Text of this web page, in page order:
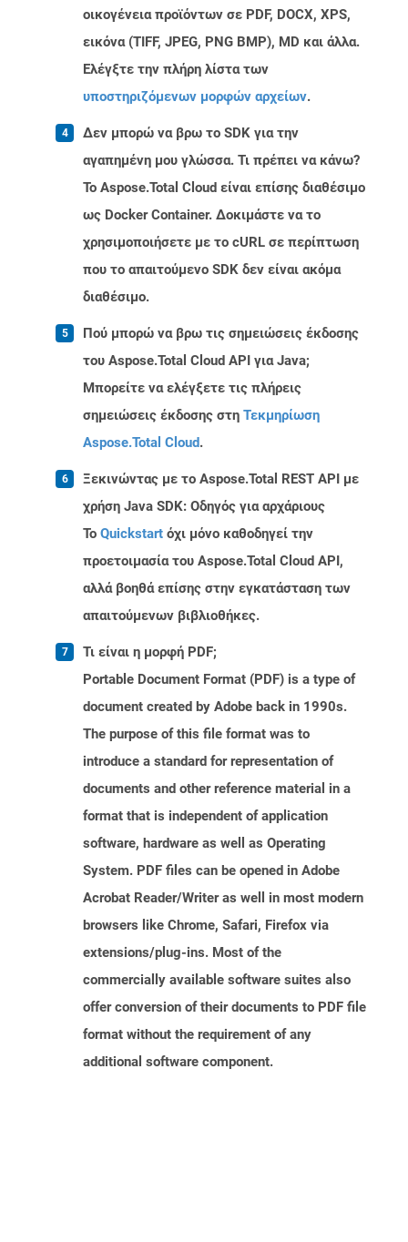
οικογένεια προϊόντων σε PDF, DOCX, XPS,
εικόνα (TIFF, JPEG, PNG BMP), MD και άλλα.
Ελέγξτε την πλήρη λίστα των
υποστηριζόμενων μορφών αρχείων.
Δεν μπορώ να βρω το SDK για την
αγαπημένη μου γλώσσα. Τι πρέπει να κάνω?
Το Aspose.Total Cloud είναι επίσης διαθέσιμο
ως Docker Container. Δοκιμάστε να το
χρησιμοποιήσετε με το cURL σε περίπτωση
που το απαιτούμενο SDK δεν είναι ακόμα
διαθέσιμο.
Πού μπορώ να βρω τις σημειώσεις έκδοσης
του Aspose.Total Cloud API για Java;
Μπορείτε να ελέγξετε τις πλήρεις
σημειώσεις έκδοσης στη Τεκμηρίωση
Aspose.Total Cloud.
Ξεκινώντας με το Aspose.Total REST API με
χρήση Java SDK: Οδηγός για αρχάριους
Το Quickstart όχι μόνο καθοδηγεί την
προετοιμασία του Aspose.Total Cloud API,
αλλά βοηθά επίσης στην εγκατάσταση των
απαιτούμενων βιβλιοθήκες.
Τι είναι η μορφή PDF;
Portable Document Format (PDF) is a type of
document created by Adobe back in 1990s.
The purpose of this file format was to
introduce a standard for representation of
documents and other reference material in a
format that is independent of application
software, hardware as well as Operating
System. PDF files can be opened in Adobe
Acrobat Reader/Writer as well in most modern
browsers like Chrome, Safari, Firefox via
extensions/plug-ins. Most of the
commercially available software suites also
offer conversion of their documents to PDF file
format without the requirement of any
additional software component.